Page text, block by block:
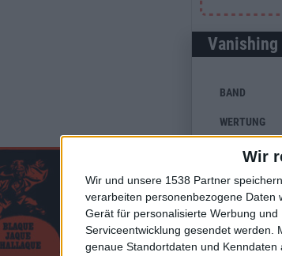
Wir
Wir und unsere 1538 Partner
verarbeiten personenbezogene Daten
Gerät für personalisierte Werbung
Serviceentwicklung gesendet werden.
genaue Standortdaten und
BAND
WERTUNG
ANZAHL
SPIELDAUER
RELEASE